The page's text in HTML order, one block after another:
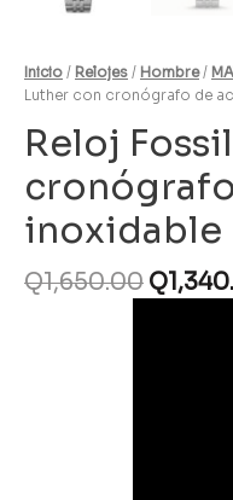
Inicio / Relojes / Hombre/
Luther con cronógrafo de
Reloj
inoxidable
Q1,650.00 Q